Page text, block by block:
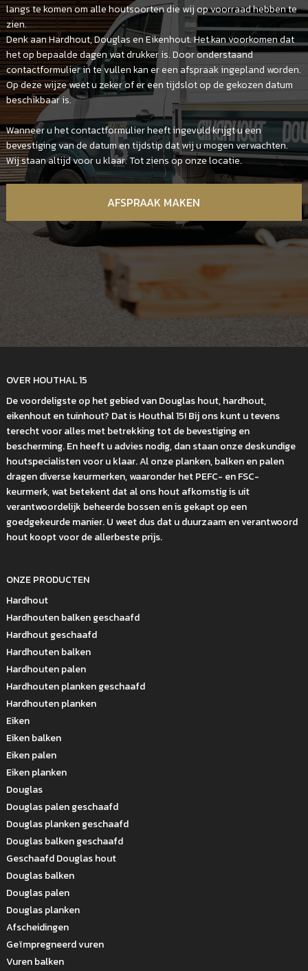
langs te komen om alle houtsoorten die wij op voorraad hebben te
zien.
Denk aan Hardhout, Douglas en Eikenhout. Het kan voorkomen dat
het op bepaalde dagen wat drukker is. Door onderstaand
contactformulier in te vullen kan er een afspraak ingepland worden.
Op deze wijze weet u zeker of er een tijdslot op de gekozen datum
beschikbaar is.
Wanneer u het contactformulier heeft ingevuld krijgt u een
bevestiging van de datum en tijdstip dat wij u mogen verwachten.
Wij staan altijd voor u klaar. Tot ziens op onze locatie.
AFSPRAAK MAKEN
OVER HOUTHAL 15
De voordeligste op het gebied van Douglas hout, hardhout,
eikenhout en tuinhout? Dat is Houthal 15! Bij ons kunt u tevens
terecht voor alles met betrekking tot de bevestiging en
bescherming. En heeft u advies nodig, dan staan onze deskundige
houtspecialisten voor u klaar. Al onze planken, balken en palen
dragen diverse keurmerken, waaronder het PEFC- en FSC-
keurmerk, wat betekent dat al ons hout afkomstig is uit
verantwoordelijk beheerde bossen en is gekapt op een
goedgekeurde manier. U weet dus dat u duurzaam en verantwoord
hout koopt voor de allerbeste prijs.
ONZE PRODUCTEN
Hardhout
Hardhouten balken geschaafd
Hardhout geschaafd
Hardhouten balken
Hardhouten palen
Hardhouten planken geschaafd
Hardhouten planken
Eiken
Eiken balken
Eiken palen
Eiken planken
Douglas
Douglas palen geschaafd
Douglas planken geschaafd
Douglas balken geschaafd
Geschaafd Douglas hout
Douglas balken
Douglas palen
Douglas planken
Afscheidingen
Geïmpregneerd vuren
Vuren balken